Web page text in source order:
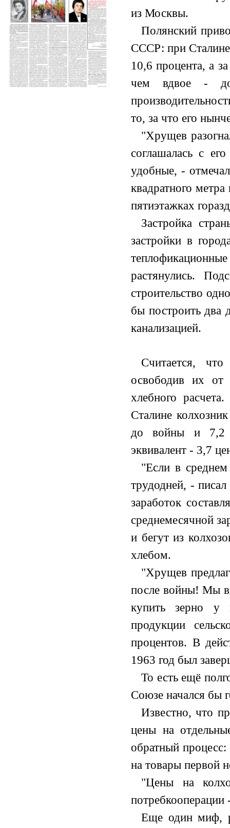
из Москвы.
Полянский
СССР: при Сталине
10,6 процента, а
чем вдвое -
то, за что его
"Хрущев
соглашалась с
удобные, -
квадратного
пятиэтажках
Застройка
застройки в
растянулись.
строительство
бы построить два
канализацией.
Считается,
освободив их от
хлебного
Сталине
до войны и 7,2
эквивалент - 3,7
"Если в
трудодней, -
заработок
среднемесячной
и бегут из
хлебом.
"Хрущев
после войны! Мы
купить зерно у
продукции
процентов. В
1963 год был
То есть ещё
Союзе начался бы
Известно, что
цены на
обратный
на товары первой
"Цены на
Еще один миф,